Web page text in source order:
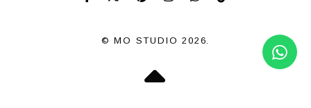
© MO STUDIO 2026.